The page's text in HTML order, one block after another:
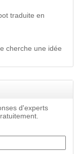
traduite en
cherche une idée
d'experts